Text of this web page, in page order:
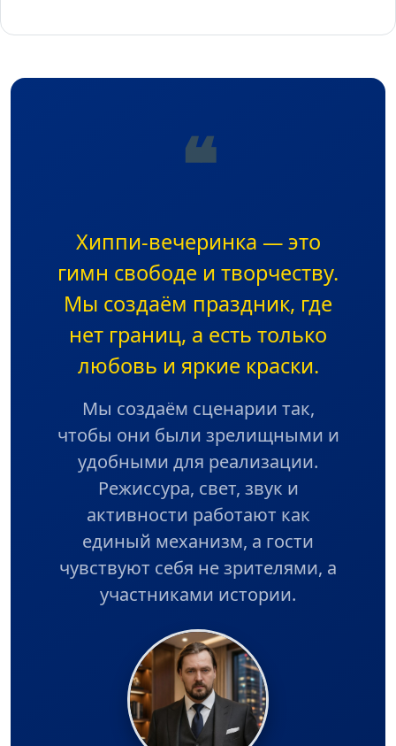
❝
Хиппи-вечеринка — это
гимн свободе и творчеству.
Мы создаём праздник, где
нет границ, а есть только
любовь и яркие краски.
Мы создаём сценарии так,
чтобы они были зрелищными и
удобными для реализации.
Режиссура, свет, звук и
активности работают как
единый механизм, а гости
чувствуют себя не зрителями, а
участниками истории.